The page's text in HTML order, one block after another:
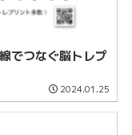
でつなぐ脳トレプ
2024.01.25